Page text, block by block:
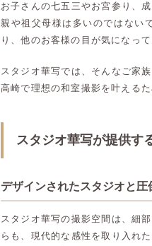
お子さんの七五三やお宮参り、
親や祖父母様は多いのではない
り、他のお客様の目が気になっ
スタジオ華写では、そんなご家
高崎で理想の和室撮影を叶える
スタジオ華写が提供す
デザインされたスタジオと圧
スタジオ華写の撮影空間は、細
らも、現代的な感性を取り入れ